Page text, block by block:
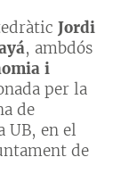
Jordi
, ambdós
i
per la
de
UB, en el
de